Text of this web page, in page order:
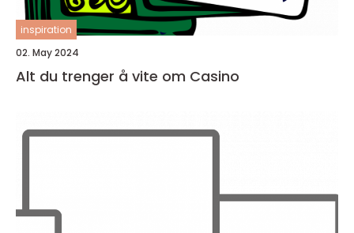
inspiration
02. May 2024
Alt du trenger å vite om Casino